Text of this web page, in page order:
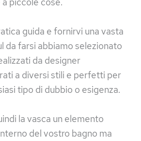
guida e fornirvi una vasta
da farsi abbiamo selezionato
da designer
a diversi stili e perfetti per
tipo di dubbio o esigenza.
la vasca un elemento
del vostro bagno ma